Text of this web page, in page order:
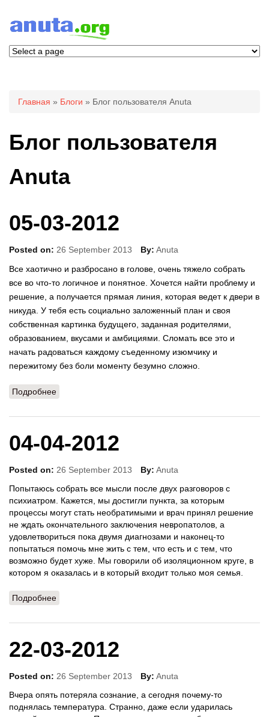
Вы здесь
Главная » Блоги » Блог пользователя Anuta
Блог пользователя
Anuta
05-03-2012
Posted on: 26 September 2013 By: Anuta
Все хаотично и разбросано в голове, очень тяжело собрать
все во что-то логичное и понятное. Хочется найти проблему и
решение, а получается прямая линия, которая ведет к двери в
никуда. У тебя есть социально заложенный план и своя
собственная картинка будущего, заданная родителями,
образованием, вкусами и амбициями. Сломать все это и
начать радоваться каждому съеденному изюмчику и
пережитому без боли моменту безумно сложно.
Подробнее
04-04-2012
Posted on: 26 September 2013 By: Anuta
Попытаюсь собрать все мысли после двух разговоров с
психиатром. Кажется, мы достигли пункта, за которым
процессы могут стать необратимыми и врач принял решение
не ждать окончательного заключения невропатолов, а
удовлетвориться пока двумя диагнозами и наконец-то
попытаться помочь мне жить с тем, что есть и с тем, что
возможно будет хуже. Мы говорили об изоляционном круге, в
котором я оказалась и в который входит только моя семья.
Подробнее
22-03-2012
Posted on: 26 September 2013 By: Anuta
Вчера опять потеряла сознание, а сегодня почему-то
поднялась температура. Странно, даже если ударилась